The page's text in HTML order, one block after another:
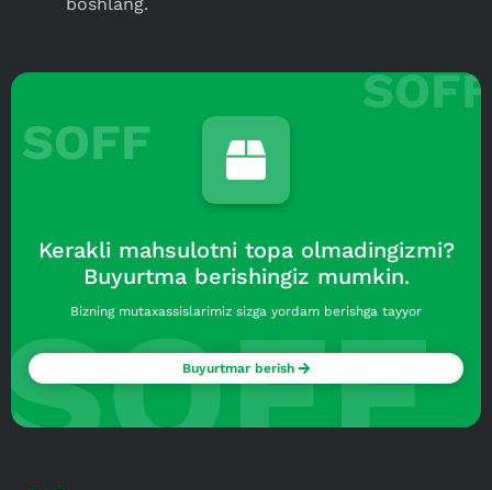
boshlang.
SOFF
SOFF
Kerakli mahsulotni topa olmadingizmi?
Buyurtma berishingiz mumkin.
Bizning mutaxassislarimiz sizga yordam berishga tayyor
Buyurtmar berish